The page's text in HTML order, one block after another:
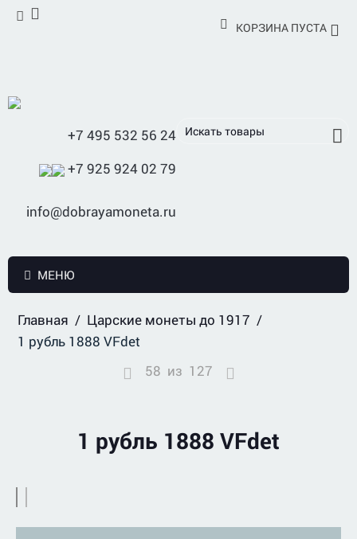
КОРЗИНА ПУСТА
+7 495 532 56 24
+7 925 924 02 79
info@dobrayamoneta.ru
МЕНЮ
Главная / Царские монеты до 1917 /
1 рубль 1888 VFdet
58 из 127
1 рубль 1888 VFdet